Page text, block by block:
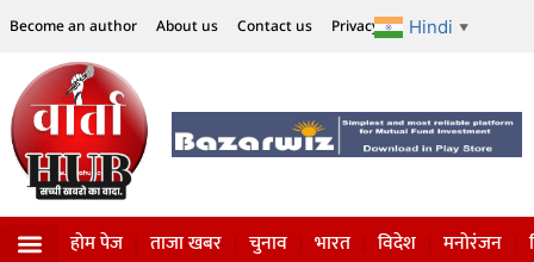
Become an author About us Contact us Privacy Policy Disclaimer
Hindi ▼
होम पेज ताजा खबर चुनाव भारत विदेश मनोरंजन